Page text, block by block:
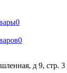
0
0
д 9, стр. 3